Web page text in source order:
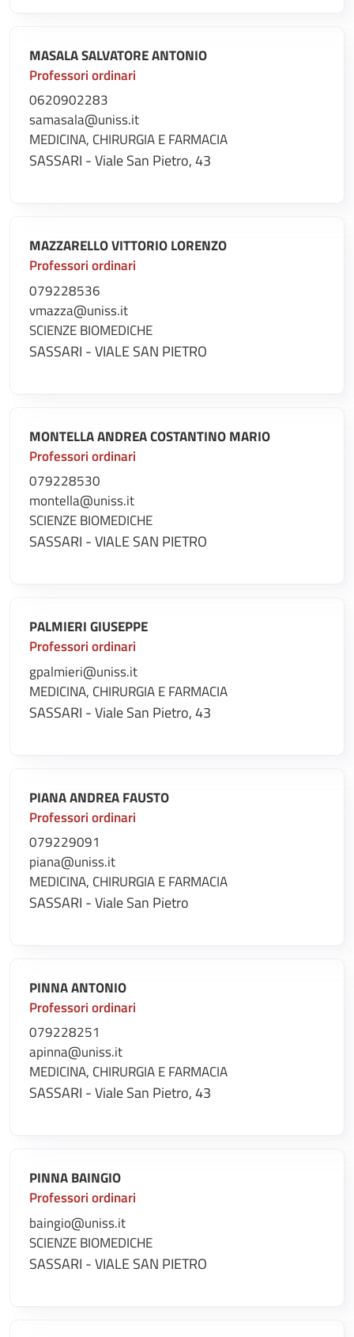
MASALA SALVATORE ANTONIO
Professori ordinari
0620902283
samasala@uniss.it
MEDICINA, CHIRURGIA E FARMACIA
SASSARI - Viale San Pietro, 43
MAZZARELLO VITTORIO LORENZO
Professori ordinari
079228536
vmazza@uniss.it
SCIENZE BIOMEDICHE
SASSARI - VIALE SAN PIETRO
MONTELLA ANDREA COSTANTINO MARIO
Professori ordinari
079228530
montella@uniss.it
SCIENZE BIOMEDICHE
SASSARI - VIALE SAN PIETRO
PALMIERI GIUSEPPE
Professori ordinari
gpalmieri@uniss.it
MEDICINA, CHIRURGIA E FARMACIA
SASSARI - Viale San Pietro, 43
PIANA ANDREA FAUSTO
Professori ordinari
079229091
piana@uniss.it
MEDICINA, CHIRURGIA E FARMACIA
SASSARI - Viale San Pietro
PINNA ANTONIO
Professori ordinari
079228251
apinna@uniss.it
MEDICINA, CHIRURGIA E FARMACIA
SASSARI - Viale San Pietro, 43
PINNA BAINGIO
Professori ordinari
baingio@uniss.it
SCIENZE BIOMEDICHE
SASSARI - VIALE SAN PIETRO